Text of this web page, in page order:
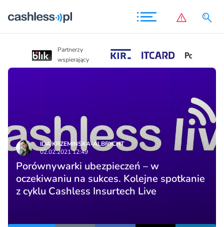
Partnerzy
wspierający
IDA KRZEMIŃSKA-ALBRYCHT
02.02.2021 12:49
Porównywarki ubezpieczeń – w
oczekiwaniu na sukces. Kolejne spotkanie
z cyklu Cashless Insurtech Live